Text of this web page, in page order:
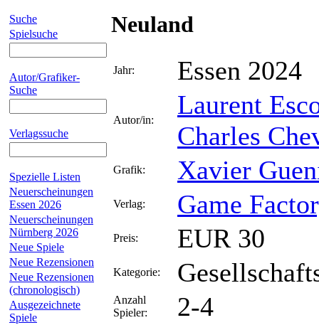
Suche
Spielsuche
Autor/Grafiker-
Suche
Verlagssuche
Spezielle Listen
Neuerscheinungen
Essen 2026
Neuerscheinungen
Nürnberg 2026
Neue Spiele
Neue Rezensionen
Neue Rezensionen
(chronologisch)
Ausgezeichnete
Spiele
Neuland
Jahr: Essen 2024
Autor/in:
Laurent
Charles
Grafik: Xavier
Verlag: Game
Preis: EUR 30
Kategorie:
Anzahl
Spieler:
2-4